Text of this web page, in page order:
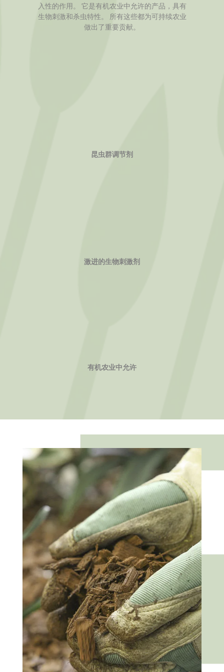
入性的作用。 它是有机农业中允许的产品，具有
生物刺激和杀虫特性。 所有这些都为可持续农业
做出了重要贡献。
昆虫群调节剂
激进的生物刺激剂
有机农业中允许